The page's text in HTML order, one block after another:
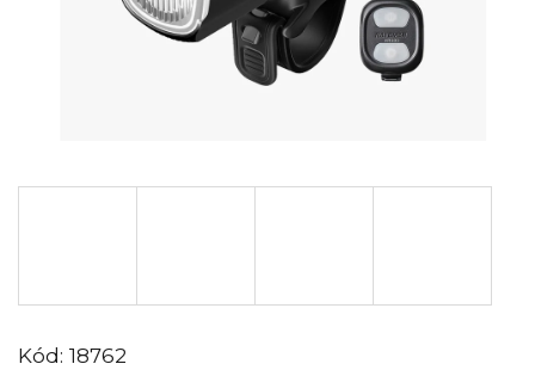
Kód: 18762